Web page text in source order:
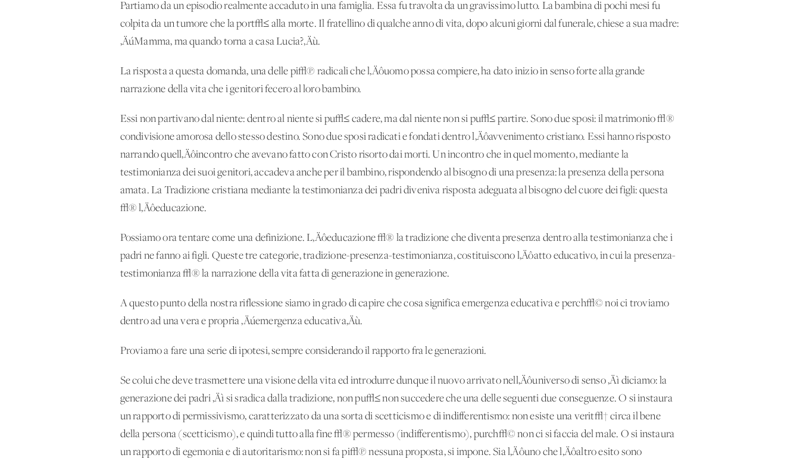
Partiamo da un episodio realmente accaduto in una famiglia. Essa fu travolta da un gravissimo lutto. La bambina di pochi mesi fu
colpita da un tumore che la port√≤ alla morte. Il fratellino di qualche anno di vita, dopo alcuni giorni dal funerale, chiese a sua madre:
‚ÄúMamma, ma quando torna a casa Lucia?‚Äù.
La risposta a questa domanda, una delle pi√π radicali che l‚Äôuomo possa compiere, ha dato inizio in senso forte alla grande
narrazione della vita che i genitori fecero al loro bambino.
Essi non partivano dal niente: dentro al niente si pu√≤ cadere, ma dal niente non si pu√≤ partire. Sono due sposi: il matrimonio √®
condivisione amorosa dello stesso destino. Sono due sposi radicati e fondati dentro l‚Äôavvenimento cristiano. Essi hanno risposto
narrando quell‚Äôincontro che avevano fatto con Cristo risorto dai morti. Un incontro che in quel momento, mediante la
testimonianza dei suoi genitori, accadeva anche per il bambino, rispondendo al bisogno di una presenza: la presenza della persona
amata. La Tradizione cristiana mediante la testimonianza dei padri diveniva risposta adeguata al bisogno del cuore dei figli: questa
√® l‚Äôeducazione.
Possiamo ora tentare come una definizione. L‚Äôeducazione √® la tradizione che diventa presenza dentro alla testimonianza che i
padri ne fanno ai figli. Queste tre categorie, tradizione-presenza-testimonianza, costituiscono l‚Äôatto educativo, in cui la presenza-
testimonianza √® la narrazione della vita fatta di generazione in generazione.
A questo punto della nostra riflessione siamo in grado di capire che cosa significa emergenza educativa e perch√© noi ci troviamo
dentro ad una vera e propria ‚Äúemergenza educativa‚Äù.
Proviamo a fare una serie di ipotesi, sempre considerando il rapporto fra le generazioni.
Se colui che deve trasmettere una visione della vita ed introdurre dunque il nuovo arrivato nell‚Äôuniverso di senso ‚Äì diciamo: la
generazione dei padri ‚Äì si sradica dalla tradizione, non pu√≤ non succedere che una delle seguenti due conseguenze. O si instaura
un rapporto di permissivismo, caratterizzato da una sorta di scetticismo e di indifferentismo: non esiste una verit√† circa il bene
della persona (scetticismo), e quindi tutto alla fine √® permesso (indifferentismo), purch√© non ci si faccia del male. O si instaura
un rapporto di egemonia e di autoritarismo: non si fa pi√π nessuna proposta, si impone. Sia l‚Äôuno che l‚Äôaltro esito sono